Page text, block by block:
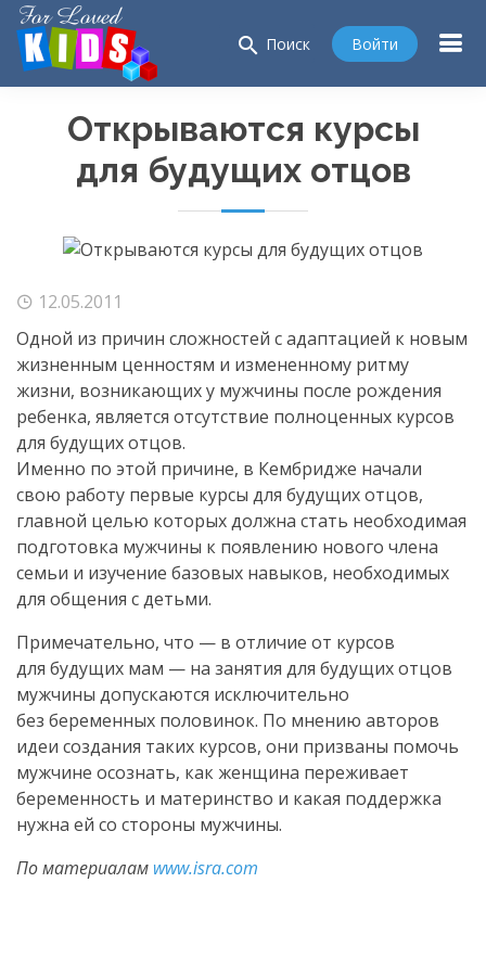
search Поиск Войти
Открываются курсы
для будущих отцов
12.05.2011
Одной из причин сложностей с адаптацией к новым
жизненным ценностям и измененному ритму
жизни, возникающих у мужчины после рождения
ребенка, является отсутствие полноценных курсов
для будущих отцов.
Именно по этой причине, в Кембридже начали
свою работу первые курсы для будущих отцов,
главной целью которых должна стать необходимая
подготовка мужчины к появлению нового члена
семьи и изучение базовых навыков, необходимых
для общения с детьми.
Примечательно, что — в отличие от курсов
для будущих мам — на занятия для будущих отцов
мужчины допускаются исключительно
без беременных половинок. По мнению авторов
идеи создания таких курсов, они призваны помочь
мужчине осознать, как женщина переживает
беременность и материнство и какая поддержка
нужна ей со стороны мужчины.
По материалам www.isra.com